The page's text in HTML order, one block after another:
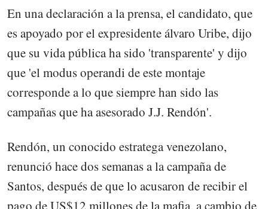
En una declaración a la prensa, el candidato, que
es apoyado por el expresidente álvaro Uribe, dijo
que su vida pública ha sido 'transparente' y dijo
que 'el modus operandi de este montaje
corresponde a lo que siempre han sido las
campañas que ha asesorado J.J. Rendón'.
Rendón, un conocido estratega venezolano,
renunció hace dos semanas a la campaña de
Santos, después de que lo acusaron de recibir el
pago de US$12 millones de la mafia, a cambio de